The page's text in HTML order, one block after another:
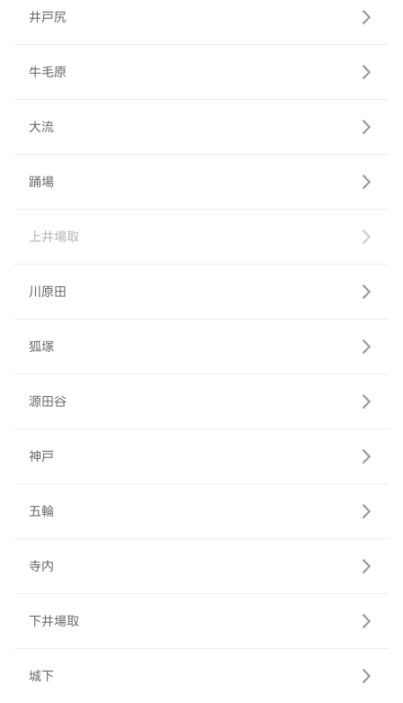
井戸尻
牛毛原
大流
踊場
上井場取
川原田
狐塚
源田谷
神戸
五輪
寺内
下井場取
城下